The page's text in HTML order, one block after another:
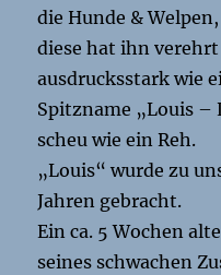
die Hunde &
diese hat ihn
ausdrucksstark wie
Spitzname „Louis –
scheu wie ein Reh.
„Louis“ wurde zu
Jahren gebracht.
Ein ca. 5 Wochen
seines schwachen